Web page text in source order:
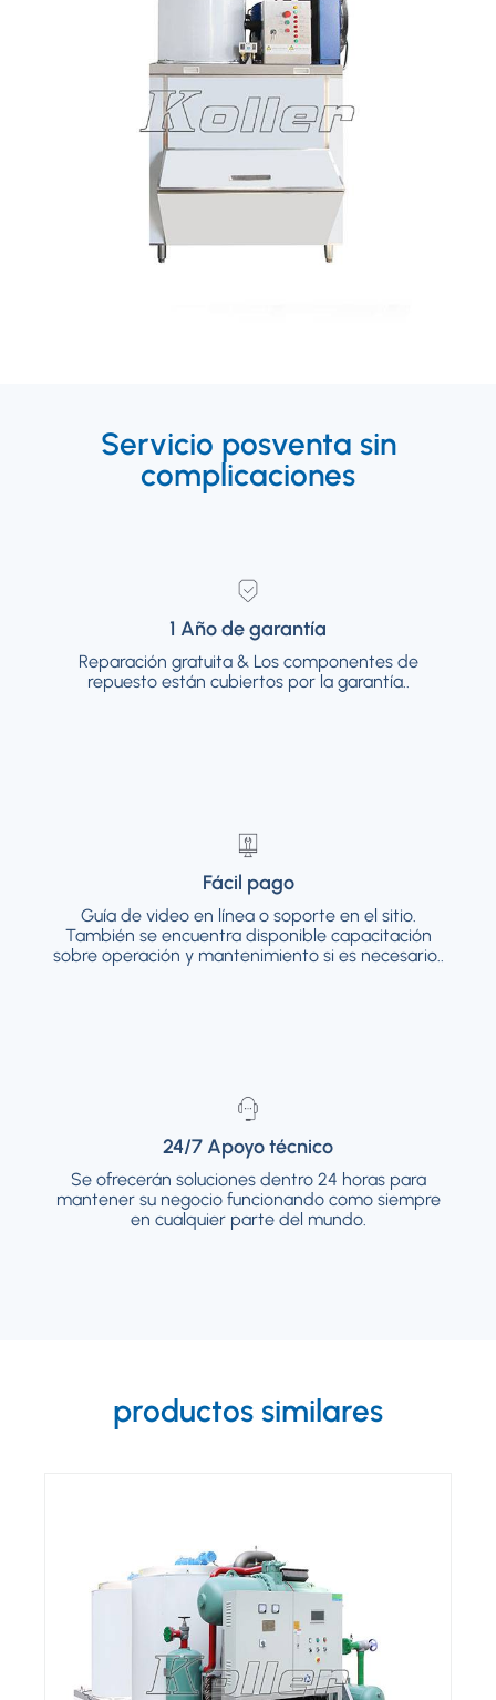
Servicio posventa sin
complicaciones
1 Año de garantía
Reparación gratuita & Los componentes de
repuesto están cubiertos por la garantía..
1 Año de garantía
Reparación gratuita & Los componentes de
repuesto están cubiertos por la garantía..
Fácil pago
Guía de video en línea o soporte en el sitio.
También se encuentra disponible capacitación
sobre operación y mantenimiento si es necesario..
Fácil pago
Guía de video en línea o soporte en el sitio.
También se encuentra disponible
capacitación sobre operación y
mantenimiento si es necesario..
24/7 Apoyo técnico
Se ofrecerán soluciones dentro 24 horas para
mantener su negocio funcionando como siempre
en cualquier parte del mundo.
24/7 Apoyo técnico
Se ofrecerán soluciones dentro 24 horas para
mantener su negocio funcionando como
siempre en cualquier parte del mundo.
productos similares